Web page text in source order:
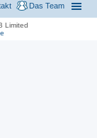
Das Team
Limited